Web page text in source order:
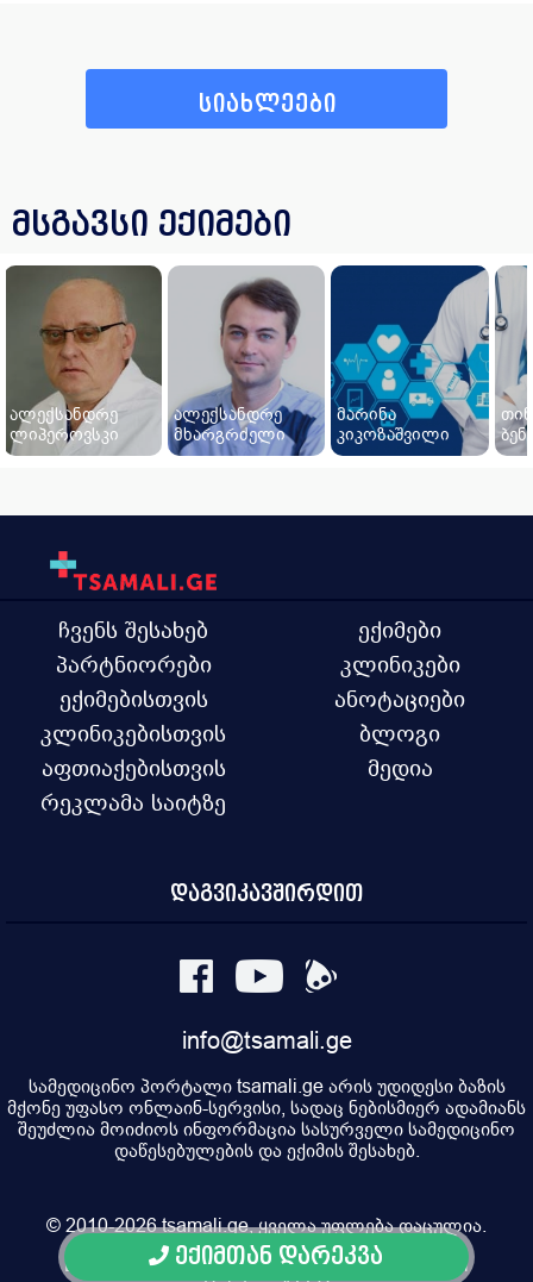
ექიმთან დარეკვა
სიახლეები
მსგავსი ექიმები
ალექსანდრე
ლიპეროვსკი
ალექსანდრე
მხარგრძელი
მარინა
კიკოზაშვილი
ჩვენს შესახებ
პარტნიორები
ექიმებისთვის
კლინიკებისთვის
აფთიაქებისთვის
რეკლამა საიტზე
ექიმები
კლინიკები
ანოტაციები
ბლოგი
მედია
დაგვიკავშირდით
info@tsamali.ge
სამედიცინო პორტალი tsamali.ge არის უდიდესი ბაზის
მქონე უფასო ონლაინ-სერვისი, სადაც ნებისმიერ ადამიანს
შეუძლია მოიძიოს ინფორმაცია სასურველი სამედიცინო
დაწესებულების და ექიმის შესახებ.
© 2010-2026 tsamali.ge, ყველა უფლება დაცულია.
Developed by Pulsar Digital, Property of "Digital